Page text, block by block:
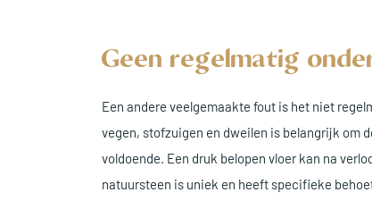
Geen regelmatig
Een andere veelgemaakte fout is het niet
vegen, stofzuigen en dweilen is belangrijk om
voldoende. Een druk belopen vloer kan na
natuursteen is uniek en heeft specifieke